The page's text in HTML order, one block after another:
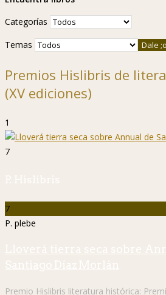
Categorías
Temas
Premios Hislibris de
(XV ediciones)
1
7
P. Hislibris
7
P. plebe
Lloverá tierra seca sobre
Santiago Díaz Morlán
Premio Hislibris literatura histórica: